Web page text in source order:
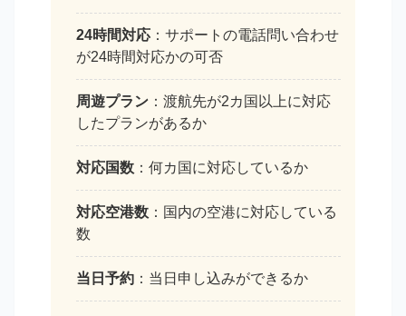
24時間対応 ：サポートの電話問い合わせ
が24時間対応かの可否
周遊プラン ：渡航先が2カ国以上に対応
したプランがあるか
対応国数 ：何カ国に対応しているか
対応空港数 ：国内の空港に対応している
数
当日予約 ：当日申し込みができるか